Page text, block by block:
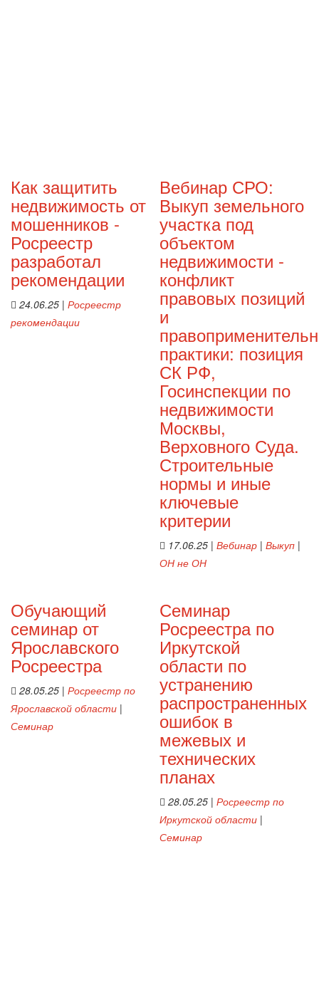
Как защитить
недвижимость от
мошенников -
Росреестр
разработал
рекомендации
24.06.25 | Росреестр
рекомендации
Вебинар СРО:
Выкуп земельного
участка под
объектом
недвижимости -
конфликт
правовых позиций
и
практики: позиция
СК РФ,
Госинспекции по
недвижимости
Москвы,
Верховного Суда.
Строительные
нормы и иные
ключевые
критерии
17.06.25| Вебинар| Выкуп|
ОН не ОН
Обучающий
семинар от
Ярославского
Росреестра
28.05.25 | Росреестр по
Ярославской области |
Семинар
Семинар
Росреестра по
Иркутской
области по
устранению
распространенных
ошибок в
межевых и
технических
планах
28.05.25| Росреестр по
Иркутской области|
Семинар